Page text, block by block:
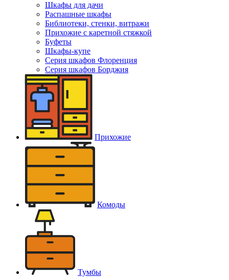
Шкафы для дачи
Распашные шкафы
Библиотеки, стенки, витражи
Прихожие с каретной стяжкой
Буфеты
Шкафы-купе
Серия шкафов Флоренция
Серия шкафов Борджия
Прихожие
Комоды
Тумбы